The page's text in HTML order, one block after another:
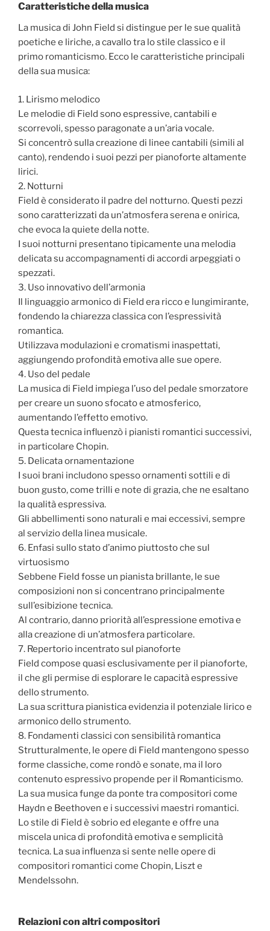
Caratteristiche della musica
La musica di John Field si distingue per le sue qualità
poetiche e liriche, a cavallo tra lo stile classico e il
primo romanticismo. Ecco le caratteristiche principali
della sua musica:
1. Lirismo melodico
Le melodie di Field sono espressive, cantabili e
scorrevoli, spesso paragonate a un’aria vocale.
Si concentrò sulla creazione di linee cantabili (simili al
canto), rendendo i suoi pezzi per pianoforte altamente
lirici.
2. Notturni
Field è considerato il padre del notturno. Questi pezzi
sono caratterizzati da un’atmosfera serena e onirica,
che evoca la quiete della notte.
I suoi notturni presentano tipicamente una melodia
delicata su accompagnamenti di accordi arpeggiati o
spezzati.
3. Uso innovativo dell’armonia
Il linguaggio armonico di Field era ricco e lungimirante,
fondendo la chiarezza classica con l’espressività
romantica.
Utilizzava modulazioni e cromatismi inaspettati,
aggiungendo profondità emotiva alle sue opere.
4. Uso del pedale
La musica di Field impiega l’uso del pedale smorzatore
per creare un suono sfocato e atmosferico,
aumentando l’effetto emotivo.
Questa tecnica influenzò i pianisti romantici successivi,
in particolare Chopin.
5. Delicata ornamentazione
I suoi brani includono spesso ornamenti sottili e di
buon gusto, come trilli e note di grazia, che ne esaltano
la qualità espressiva.
Gli abbellimenti sono naturali e mai eccessivi, sempre
al servizio della linea musicale.
6. Enfasi sullo stato d’animo piuttosto che sul
virtuosismo
Sebbene Field fosse un pianista brillante, le sue
composizioni non si concentrano principalmente
sull’esibizione tecnica.
Al contrario, danno priorità all’espressione emotiva e
alla creazione di un’atmosfera particolare.
7. Repertorio incentrato sul pianoforte
Field compose quasi esclusivamente per il pianoforte,
il che gli permise di esplorare le capacità espressive
dello strumento.
La sua scrittura pianistica evidenzia il potenziale lirico e
armonico dello strumento.
8. Fondamenti classici con sensibilità romantica
Strutturalmente, le opere di Field mantengono spesso
forme classiche, come rondò e sonate, ma il loro
contenuto espressivo propende per il Romanticismo.
La sua musica funge da ponte tra compositori come
Haydn e Beethoven e i successivi maestri romantici.
Lo stile di Field è sobrio ed elegante e offre una
miscela unica di profondità emotiva e semplicità
tecnica. La sua influenza si sente nelle opere di
compositori romantici come Chopin, Liszt e
Mendelssohn.
Relazioni con altri compositori